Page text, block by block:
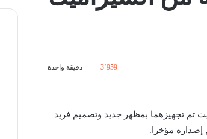
3٬959 دقيقة واحدة
جوجل حيث تم تجهيزهما بمظهر جديد وتصميم فريد